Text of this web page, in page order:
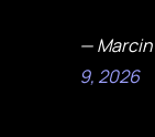
—
9, 2026